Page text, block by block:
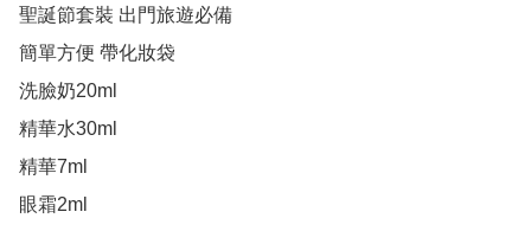
聖誕節套裝 出門旅遊必備
簡單方便 帶化妝袋
洗臉奶20ml
精華水30ml
精華7ml
眼霜2ml